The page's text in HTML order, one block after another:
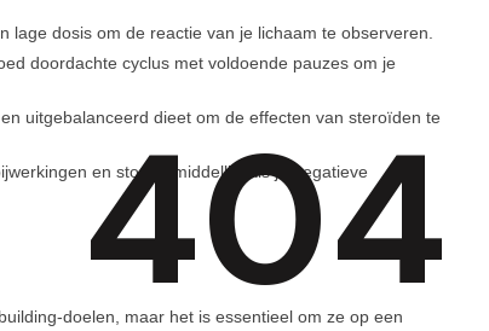
lage dosis om de reactie van je lichaam te observeren.
doordachte cyclus met voldoende pauzes om je
uitgebalanceerd dieet om de effecten van steroïden te
en stop onmiddellijk als je negatieve
doelen, maar het is essentieel om ze op een
404